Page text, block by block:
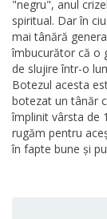
"negru", anul
spiritual. Dar în
mai tânără
îmbucurător că o
de slujire într-o
Botezul acesta
botezat un tânăr
împlinit vârsta de
rugăm pentru
în fapte bune și